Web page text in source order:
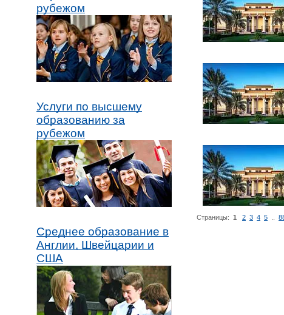
рубежом
Услуги по высшему
образованию за
рубежом
Среднее образование в
Англии, Швейцарии и
США
Страницы: 1 2 3 4 5